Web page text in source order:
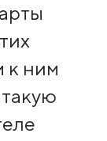
к ним